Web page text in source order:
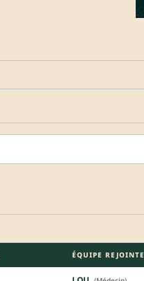
ÉQUIPE REJOINTE